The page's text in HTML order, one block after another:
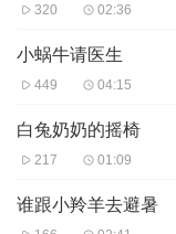
320 02:36
小蜗牛请医生
449 04:15
白兔奶奶的摇椅
217 01:09
谁跟小羚羊去避暑